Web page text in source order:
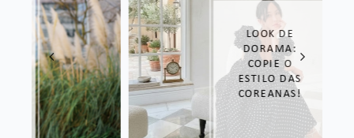
LOOK DE
DORAMA:
COPIE O
ESTILO DAS
COREANAS!